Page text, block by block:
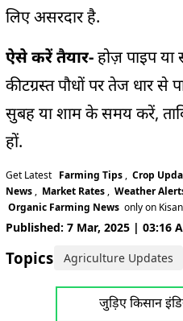
लिए असरदार है.
ऐसे करें तैयार-होज़ पाइप या
कीटग्रस्त पौधों पर तेज धार से
सुबह या शाम के समय करें,
हों.
Get Latest Farming Tips , Crop
News , Market Rates , Weather
Organic Farming News only on
Published: 7 Mar, 2025 | 03:16
Topics: Agriculture Updates
जुड़िए किसान